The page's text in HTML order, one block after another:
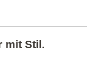
mit Stil.